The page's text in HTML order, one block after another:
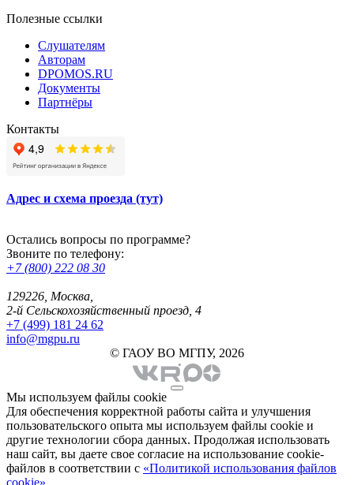
Полезные ссылки
Слушателям
Авторам
DPOMOS.RU
Документы
Партнёры
Контакты
Адрес и схема проезда (тут)
Остались вопросы по программе?
Звоните по телефону:
+7 (800) 222 08 30
129226, Москва,
2-й Сельскохозяйственный проезд, 4
+7 (499) 181 24 62
info@mgpu.ru
© ГАОУ ВО МГПУ, 2026
Мы используем файлы cookie
Для обеспечения корректной работы сайта и улучшения
пользовательского опыта мы используем файлы cookie и
другие технологии сбора данных. Продолжая использовать
наш сайт, вы даете свое согласие на использование cookie-
файлов в соответствии с «Политикой использования файлов